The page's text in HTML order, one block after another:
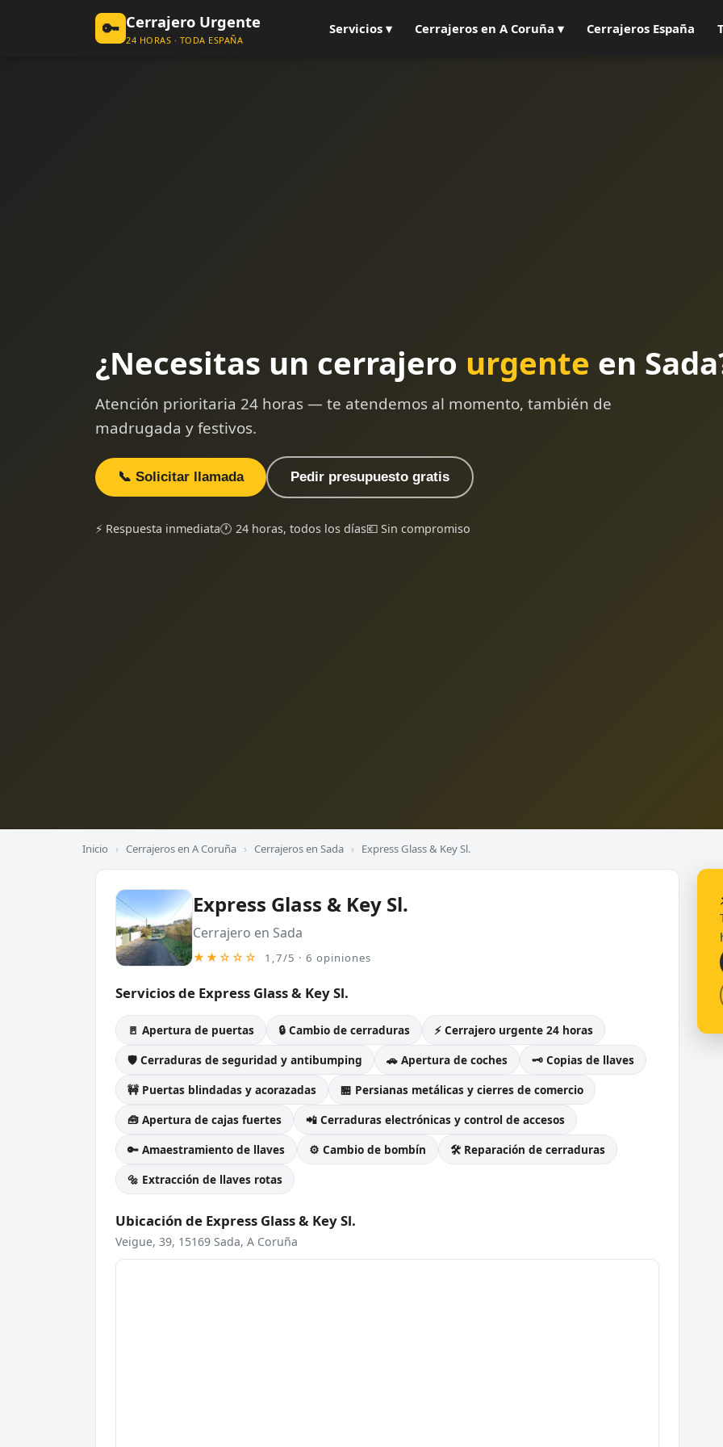
🔑 Cerrajero Urgente
24 HORAS · TODA ESPAÑA
Servicios ▾ Cerrajeros en A Coruña ▾ Cerrajeros España
¿Necesitas un cerrajero urgente en
Atención prioritaria 24 horas — te atendemos al momento, también de
madrugada y festivos.
📞 Solicitar llamada Pedir presupuesto gratis
⚡ Respuesta inmediata🕐 24 horas, todos los días💶 Sin compromiso
Inicio › Cerrajeros en A Coruña › Cerrajeros en Sada › Express Glass & Key Sl.
Express Glass & Key Sl.
Cerrajero en Sada
★★☆☆☆ 1,7/5 · 6 opiniones
Servicios de Express Glass & Key Sl.
🚪 Apertura de puertas 🔒 Cambio de cerraduras
⚡ Cerrajero urgente 24 horas
🛡️ Cerraduras de seguridad y antibumping
🚗 Apertura de coches
🗝️ Copias de llaves
🚧 Puertas blindadas y acorazadas
🏪 Persianas metálicas y cierres de comercio
🧰 Apertura de cajas fuertes
📲 Cerraduras electrónicas y control de accesos
🔑 Amaestramiento de llaves
⚙️ Cambio de bombín
🛠️ Reparación de cerraduras
🔩 Extracción de llaves rotas
Ubicación de Express Glass & Key Sl.
Veigue, 39, 15169 Sada, A Coruña